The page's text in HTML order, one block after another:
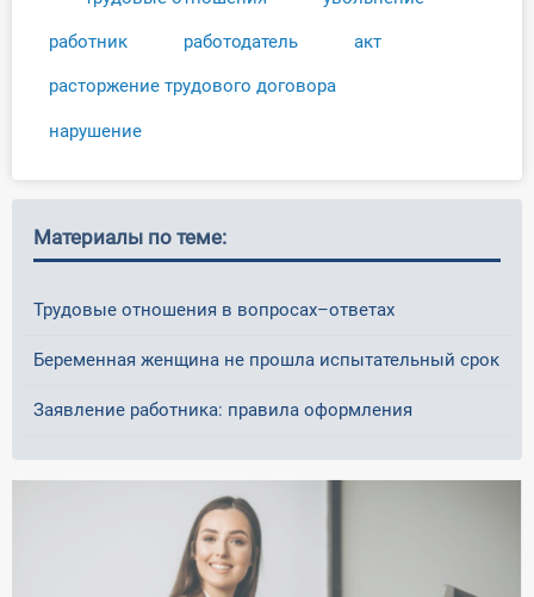
работник работодатель акт
расторжение трудового договора
нарушение
Материалы по теме:
Трудовые отношения в вопросах–ответах
Беременная женщина не прошла испытательный срок
Заявление работника: правила оформления